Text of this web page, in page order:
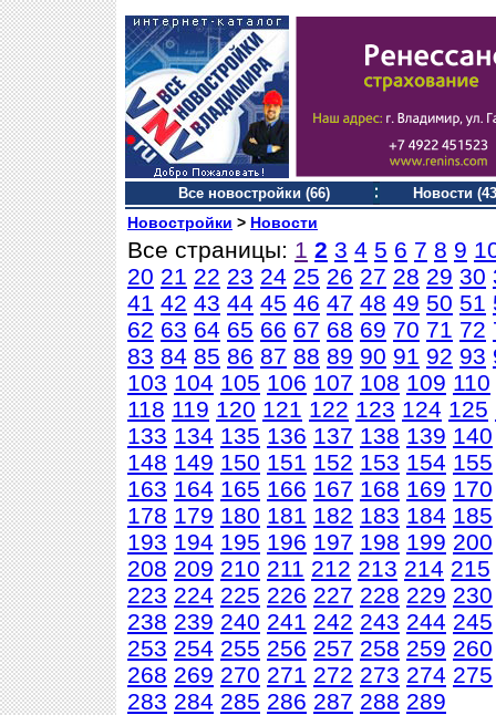
Все новостройки (66) Новости
Новостройки > Новости
Все страницы: 1 2 3 4 5 6 7 8 9
20 21 22 23 24 25 26 27 28 29 30
41 42 43 44 45 46 47 48 49 50 51
62 63 64 65 66 67 68 69 70 71 72
83 84 85 86 87 88 89 90 91 92 93
103 104 105 106 107 108 109 110
118 119 120 121 122 123 124 125
133 134 135 136 137 138 139 140
148 149 150 151 152 153 154 155
163 164 165 166 167 168 169 170
178 179 180 181 182 183 184 185
193 194 195 196 197 198 199 200
208 209 210 211 212 213 214 215
223 224 225 226 227 228 229 230
238 239 240 241 242 243 244 245
253 254 255 256 257 258 259 260
268 269 270 271 272 273 274 275
283 284 285 286 287 288 289